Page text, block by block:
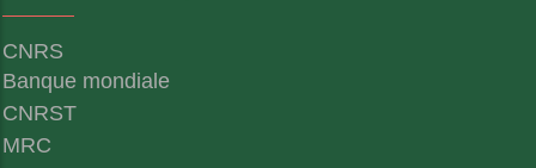
CNRS
Banque mondiale
CNRST
MRC